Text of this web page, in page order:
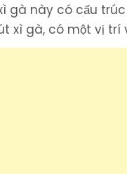
gà này có cấu
xì gà, có một vị